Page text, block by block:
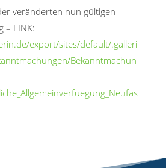
veränderten nun gültigen
– LINK:
export/sites/default/.galleri
Bekanntmachun